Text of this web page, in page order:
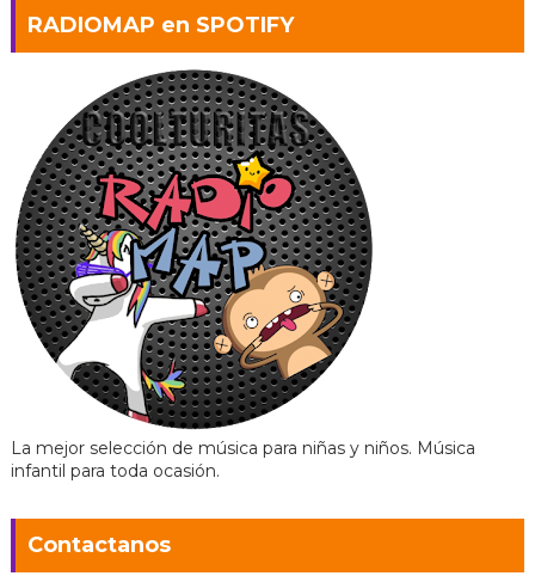
RADIOMAP en SPOTIFY
La mejor selección de música para niñas y niños. Música
infantil para toda ocasión.
Contactanos